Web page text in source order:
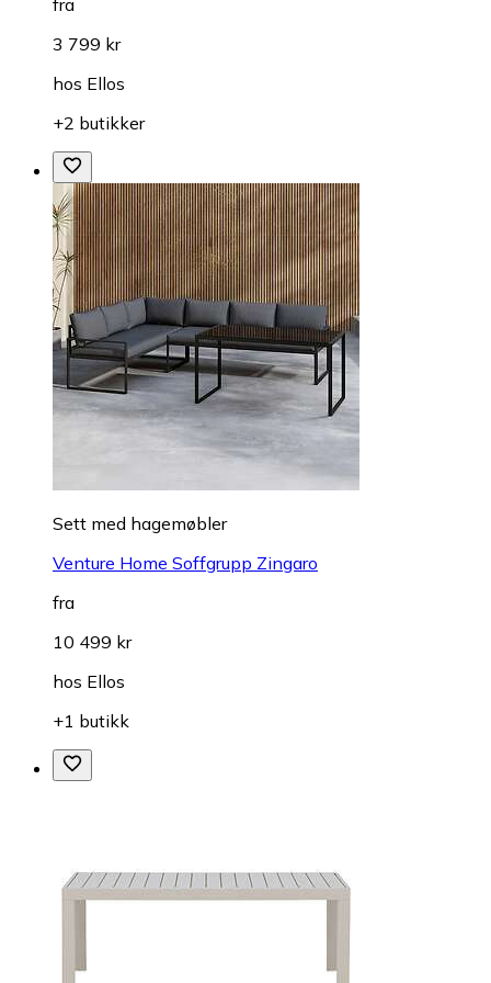
fra
3 799 kr
hos Ellos
+2 butikker
Sett med hagemøbler
Venture Home Soffgrupp Zingaro
fra
10 499 kr
hos Ellos
+1 butikk